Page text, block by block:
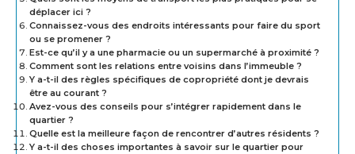
déplacer ici ?
Connaissez-vous des endroits intéressants pour faire du sport
ou se promener ?
Est-ce qu’il y a une pharmacie ou un supermarché à proximité ?
Comment sont les relations entre voisins dans l’immeuble ?
Y a-t-il des règles spécifiques de copropriété dont je devrais
être au courant ?
Avez-vous des conseils pour s’intégrer rapidement dans le
quartier ?
Quelle est la meilleure façon de rencontrer d’autres résidents ?
Y a-t-il des choses importantes à savoir sur le quartier pour